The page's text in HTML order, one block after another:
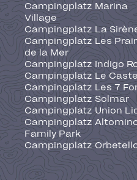
Campingplatz Marina
Village
Campingplatz La
Campingplatz Les
de la Mer
Campingplatz Indigo
Campingplatz Le
Campingplatz Les 7
Campingplatz Solmar
Campingplatz Union
Campingplatz
Family Park
Campingplatz